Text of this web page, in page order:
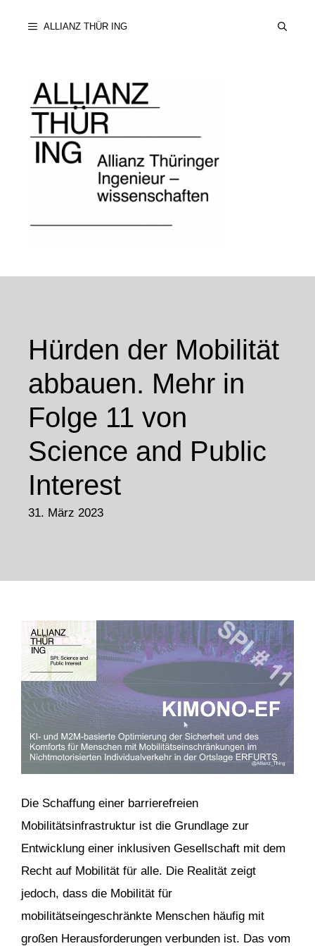
ALLIANZ THÜR ING
Hürden der Mobilität
abbauen. Mehr in
Folge 11 von
Science and Public
Interest
31. März 2023
Die Schaffung einer barrierefreien
Mobilitätsinfrastruktur ist die Grundlage zur
Entwicklung einer inklusiven Gesellschaft mit dem
Recht auf Mobilität für alle. Die Realität zeigt
jedoch, dass die Mobilität für
mobilitätseingeschränkte Menschen häufig mit
großen Herausforderungen verbunden ist. Das vom